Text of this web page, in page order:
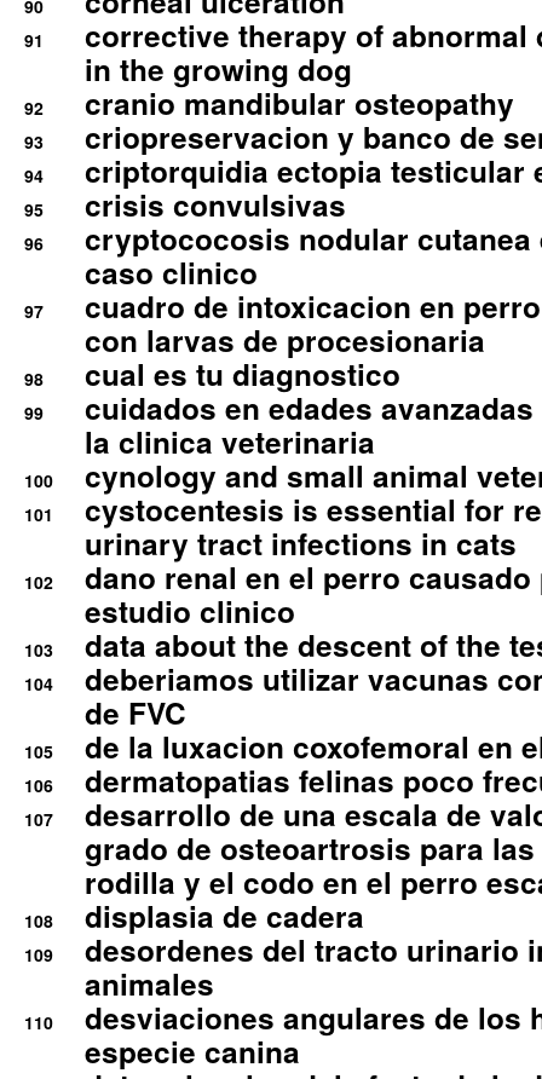
90
91
corrective therapy of abnormal
in the growing dog
92 cranio mandibular osteopathy
93 criopreservacion y banco de
94 criptorquidia ectopia testicular
95 crisis convulsivas
96
cryptococosis nodular cutanea
caso clinico
97
cuadro de intoxicacion en
con larvas de procesionaria
98 cual es tu diagnostico
99
cuidados en edades
la clinica veterinaria
100 cynology and small animal
101
cystocentesis is essential for
urinary tract infections in cats
102
dano renal en el perro
estudio clinico
103 data about the descent of the
104
deberiamos utilizar vacunas
de FVC
105 de la luxacion coxofemoral en
106 dermatopatias felinas poco
107
desarrollo de una escala de
grado de osteoartrosis para
rodilla y el codo en el perro
108 displasia de cadera
109
desordenes del tracto urinario
animales
110
desviaciones angulares de los
especie canina